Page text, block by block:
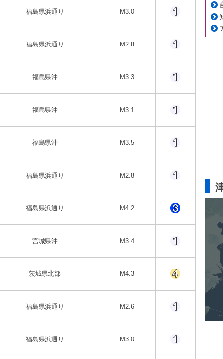
福島県浜通り M3.0
福島県浜通り M2.8
福島県沖 M3.3
福島県沖 M3.1
福島県沖 M3.5
福島県浜通り M2.8
福島県浜通り M4.2
宮城県沖 M3.4
茨城県北部 M4.3
福島県浜通り M2.6
福島県浜通り M3.0